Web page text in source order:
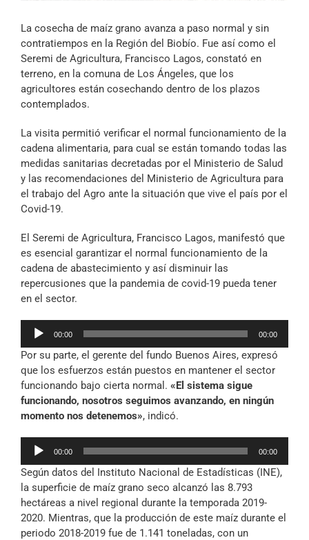
La cosecha de maíz grano avanza a paso normal y sin
contratiempos en la Región del Biobío. Fue así como el
Seremi de Agricultura, Francisco Lagos, constató en
terreno, en la comuna de Los Ángeles, que los
agricultores están cosechando dentro de los plazos
contemplados.
La visita permitió verificar el normal funcionamiento de la
cadena alimentaria, para cual se están tomando todas las
medidas sanitarias decretadas por el Ministerio de Salud
y las recomendaciones del Ministerio de Agricultura para
el trabajo del Agro ante la situación que vive el país por el
Covid-19.
El Seremi de Agricultura, Francisco Lagos, manifestó que
es esencial garantizar el normal funcionamiento de la
cadena de abastecimiento y así disminuir las
repercusiones que la pandemia de covid-19 pueda tener
en el sector.
Reproductor
audio
00:00 00:00
Por su parte, el gerente del fundo Buenos Aires, expresó
que los esfuerzos están puestos en mantener el sector
funcionando bajo cierta normal. «El sistema sigue
funcionando, nosotros seguimos avanzando, en ningún
momento nos detenemos», indicó.
Reproductor
audio
00:00 00:00
Según datos del Instituto Nacional de Estadísticas (INE),
la superficie de maíz grano seco alcanzó las 8.793
hectáreas a nivel regional durante la temporada 2019-
2020. Mientras, que la producción de este maíz durante el
periodo 2018-2019 fue de 1.141 toneladas, con un